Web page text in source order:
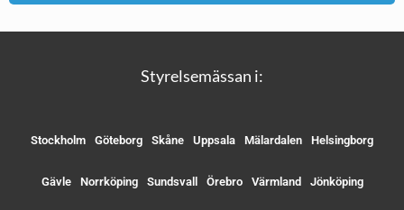
Styrelsemässan i:
Stockholm Göteborg Skåne Uppsala Mälardalen Helsingborg
Gävle Norrköping Sundsvall Örebro Värmland Jönköping